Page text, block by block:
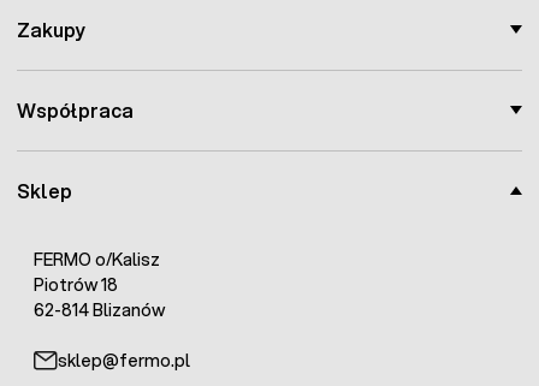
Sklep
FERMO o/Kalisz
Piotrów 18
62-814 Blizanów
sklep@fermo.pl
Zakupy
Współpraca